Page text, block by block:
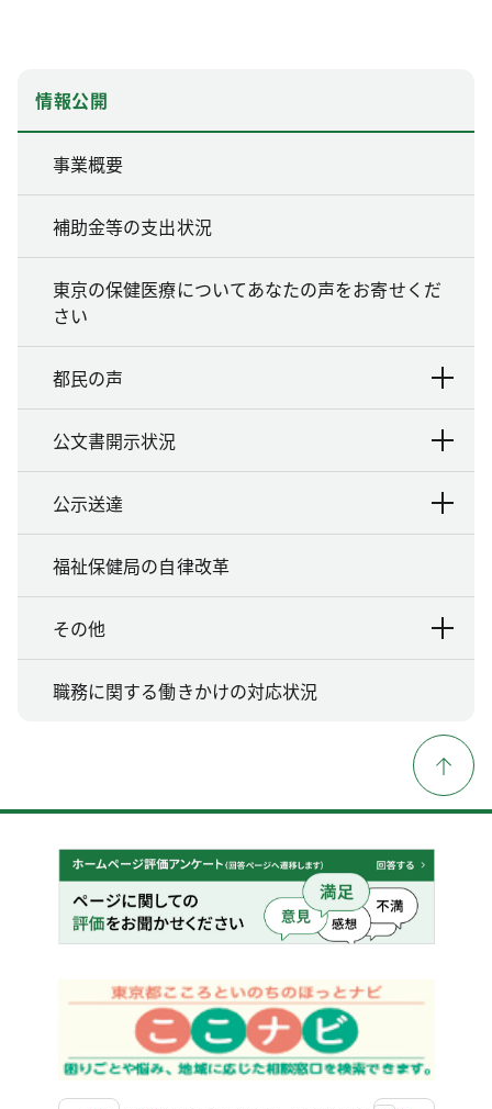
情報公開
事業概要
補助金等の支出状況
東京の保健医療についてあなたの声をお寄せくだ
さい
都民の声
公文書開示状況
公示送達
福祉保健局の自律改革
その他
職務に関する働きかけの対応状況